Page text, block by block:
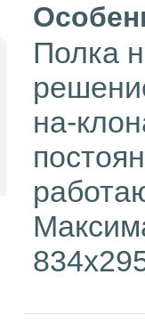
Полка
на-